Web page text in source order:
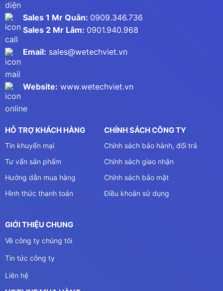
Sales 1 Mr Quân: 0909.346.736
Sales 2 Mr Lâm: 0901.940.968
Email: sales@wetechviet.vn
Website: www.wetechviet.vn
HỖ TRỢ KHÁCH HÀNG
Tin khuyến mại
Tư vấn sản phẩm
Hướng dẫn mua hàng
Hình thức thanh toán
CHÍNH SÁCH CÔNG TY
Chính sách bảo hành, đổi trả
Chính sách giao nhận
Chính sách bảo mật
Điều khoản sử dụng
GIỚI THIỆU CHUNG
Về công ty chúng tôi
Tin tức công ty
Liên hệ